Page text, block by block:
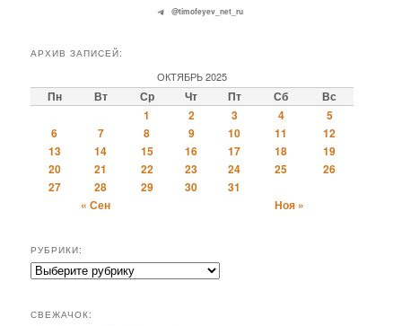
@timofeyev_net_ru
АРХИВ ЗАПИСЕЙ:
ОКТЯБРЬ 2025
Пн Вт Ср Чт Пт Сб
Вс
1
2 3 4
5
6
7 8 9 10 11
12
13
14 15 16 17 18
19
20
21 22 23 24 25
26
27
28 29 30
31
« Сен
Ноя »
РУБРИКИ:
Рубрики:
СВЕЖАЧОК: